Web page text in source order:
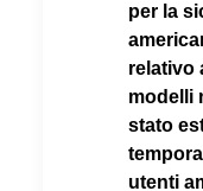
per la
relativo
modelli
stato
utenti